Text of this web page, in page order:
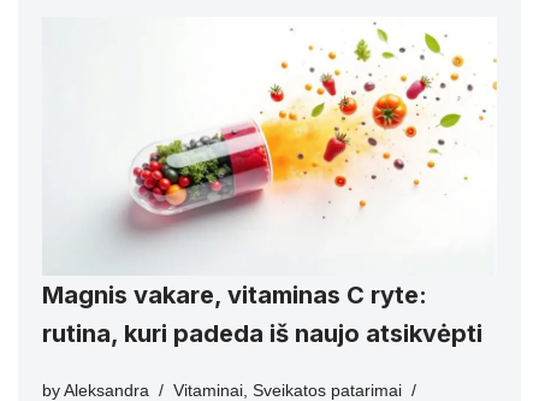
Magnis vakare, vitaminas C ryte:
rutina, kuri padeda iš naujo atsikvėpti
by Aleksandra Vitaminai Sveikatos patarimai